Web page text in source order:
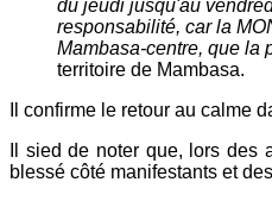
du jeudi jusqu'au
responsabilité, car la
Mambasa-centre, que la
territoire de Mambasa.
Il confirme le retour au calme
Il sied de noter que, lors
blessé côté manifestants et